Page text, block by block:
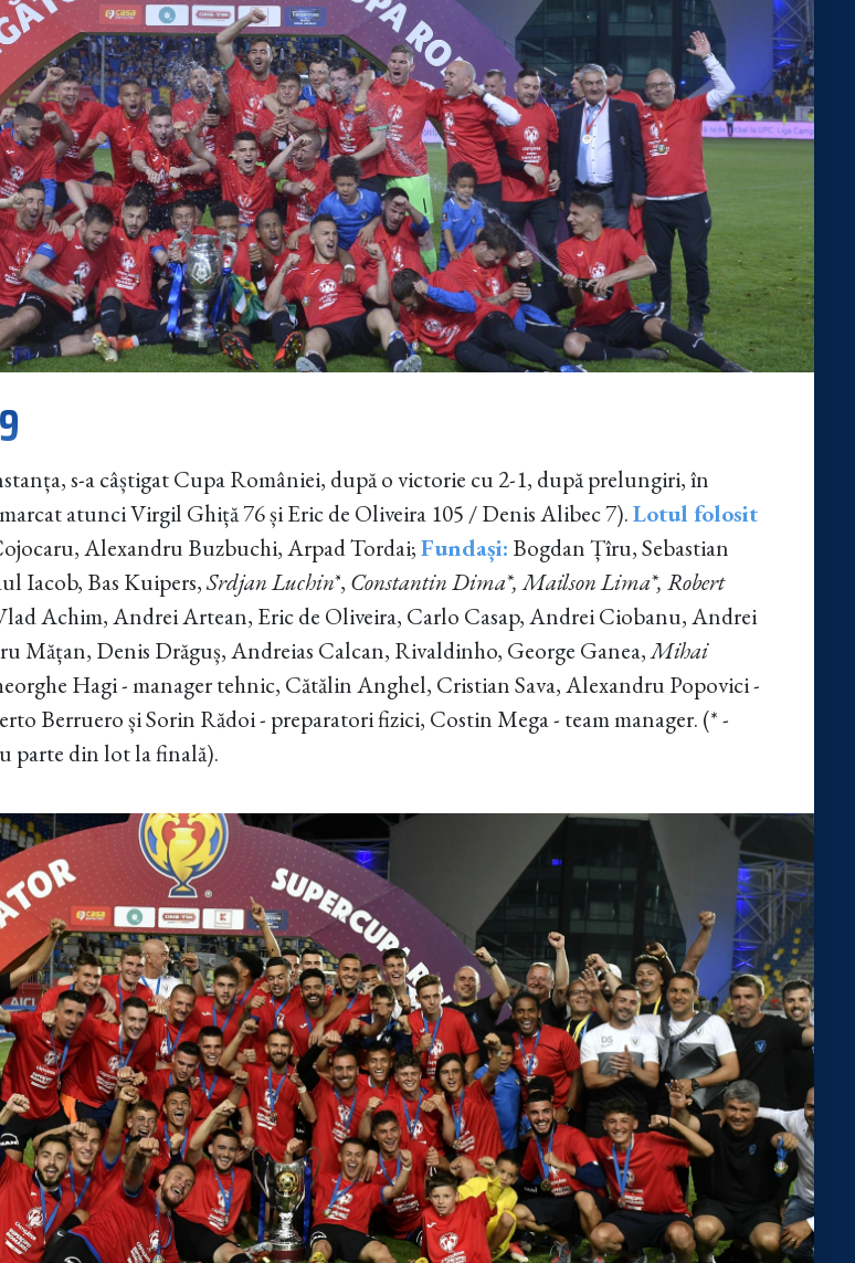
s-a câștigat Cupa României, după o victorie cu 2-1, după prelungiri, în
atunci Virgil Ghiță 76 și Eric de Oliveira 105 / Denis Alibec 7).Lotul folosit
Alexandru Buzbuchi, Arpad Tordai;Fundași: Bogdan Țîru, Sebastian
Iacob, Bas Kuipers,Srdjan Luchin*, Constantin Dima*, Mailson Lima*, Robert
Achim, Andrei Artean, Eric de Oliveira, Carlo Casap, Andrei Ciobanu, Andrei
Mățan, Denis Drăguș, Andreias Calcan, Rivaldinho, George Ganea,Mihai
Hagi - manager tehnic, Cătălin Anghel, Cristian Sava, Alexandru Popovici -
Berruero și Sorin Rădoi - preparatori fizici, Costin Mega - team manager. (* -
parte din lot la finală).